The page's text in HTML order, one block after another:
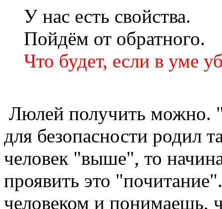
У нас есть свойства.
Пойдём от обратного.
Что будет, если в
Люлей получить можно.
для безопасности родил
человек "выше", то
проявить это
человеком и понимаешь,